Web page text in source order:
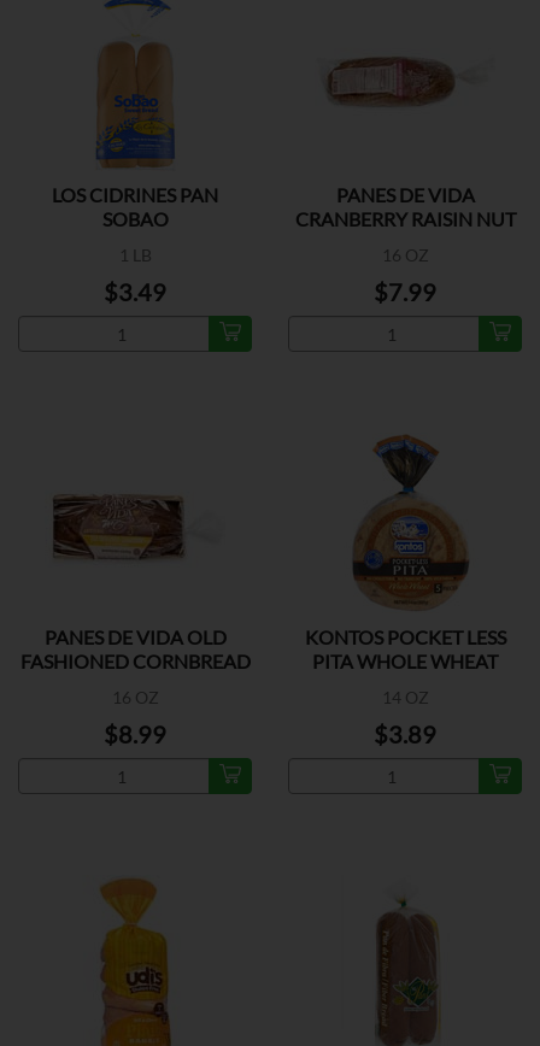
LOS CIDRINES PAN
SOBAO
1 LB
$3.49
PANES DE VIDA
CRANBERRY RAISIN NUT
16 OZ
$7.99
PANES DE VIDA OLD
FASHIONED CORNBREAD
16 OZ
$8.99
KONTOS POCKET LESS
PITA WHOLE WHEAT
14 OZ
$3.89